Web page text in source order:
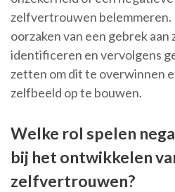
zelfvertrouwen belemmeren.
oorzaken van een gebrek
identificeren en vervolgens
zetten om dit te overwinnen
zelfbeeld op te bouwen.
Welke rol spelen
bij het ontwikkelen
zelfvertrouwen?